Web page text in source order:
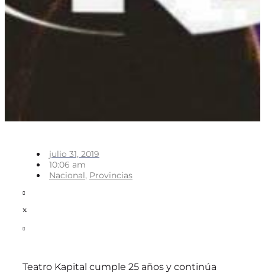
julio 31, 2019
10:06 am
Nacional, Provincias
Teatro Kapital cumple 25 años y continúa